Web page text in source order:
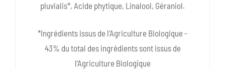
pluvialis*, Acide phytique, Linalool, Géraniol.
*Ingrédients issus de l’Agriculture Biologique -
43% du total des ingrédients sont issus de
l’Agriculture Biologique